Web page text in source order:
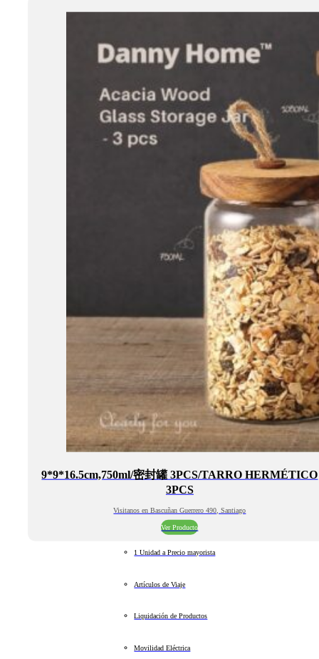
9*9*16.5cm,750ml/密封罐 3PCS/TARRO HERMÉTICO
3PCS
Visitanos en Bascuñan Guerrero 490, Santiago
Ver Producto
1 Unidad a Precio mayorista
Artículos de Viaje
Liquidación de Productos
Movilidad Eléctrica